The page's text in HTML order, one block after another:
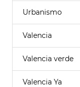
Urbanismo
Valencia
Valencia verde
Valencia Ya